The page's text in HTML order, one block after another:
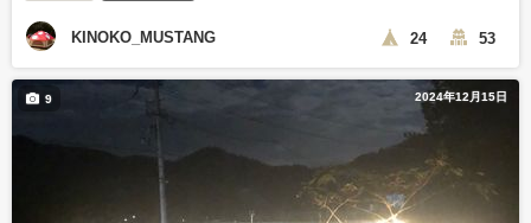
KINOKO_MUSTANG 24 53
2024年12月15日
9